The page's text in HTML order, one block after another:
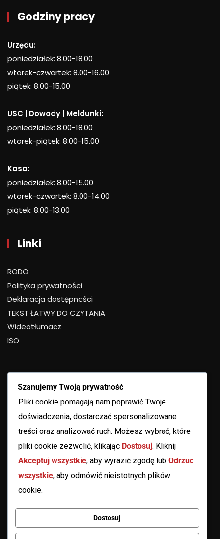
Godziny pracy
Urzędu:
poniedziałek: 8.00-18.00
wtorek-czwartek: 8.00-16.00
piątek: 8.00-15.00
USC | Dowody | Meldunki:
poniedziałek: 8.00-18.00
wtorek-piątek: 8.00-15.00
Kasa:
poniedziałek: 8.00-15.00
wtorek-czwartek: 8.00-14.00
piątek: 8.00-13.00
Linki
RODO
Polityka prywatności
Deklaracja dostępności
TEKST ŁATWY DO CZYTANIA
Wideotłumacz
ISO
Copyright 2025Grodzisk Mazowiecki
Szanujemy Twoją prywatność
Pliki cookie pomagają nam poprawić Twoje
doświadczenia, dostarczać spersonalizowane
treści oraz analizować ruch. Możesz wybrać, które
pliki cookie zezwolić, klikając Dostosuj. Kliknij
Akceptuj wszystkie, aby wyrazić zgodę lub Odrzuć
wszystkie, aby odmówić nieistotnych plików
cookie.
Dostosuj